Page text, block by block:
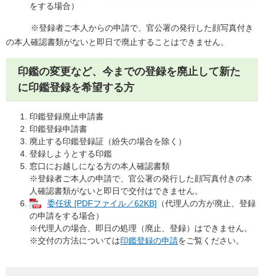
をする場合）
※登録者ご本人からの申請で、官公署の発行した顔写真付き
の本人確認書類がないと即日で廃止することはできません。
印鑑の変更など、今までの登録を廃止して新た
に印鑑登録を希望する方
印鑑登録廃止申請書
印鑑登録申請書
廃止する印鑑登録証（紛失の場合を除く）
登録しようとする印鑑
窓口にお越しになる方の本人確認書類
※登録者ご本人の申請で、官公署の発行した顔写真付きの本
人確認書類がないと即日で交付はできません。
委任状 [PDFファイル／62KB] （代理人の方が廃止、登録
の申請をする場合）​
※代理人の場合、即日の処理（廃止、登録）はできません。
※交付の方法については印鑑登録の申請をご覧ください。